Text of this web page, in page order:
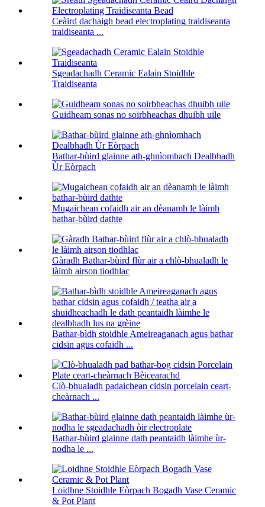
Ceàird dachaigh bead electroplating traidiseanta
traidiseanta ...
Sgeadachadh Ceramic Ealain Stoidhle
Traidiseanta
Guidheam sonas no soirbheachas dhuibh uile
Bathar-bùird glainne ath-ghnìomhach Dealbhadh
Ùr Eòrpach
Mugaichean cofaidh air an dèanamh le làimh
bathar-bùird dathte
Gàradh Bathar-bùird flùr air a chlò-bhualadh le
làimh airson tiodhlac
Bathar-bìdh stoidhle Ameireaganach agus bathar
cidsin agus cofaidh ...
Clò-bhualadh padaichean cidsin porcelain ceart-
cheàrnach ...
Bathar-bùird glainne dath peantaidh làimhe ùr-
nodha le ...
Loidhne Stoidhle Eòrpach Bogadh Vase Ceramic
& Pot Plant